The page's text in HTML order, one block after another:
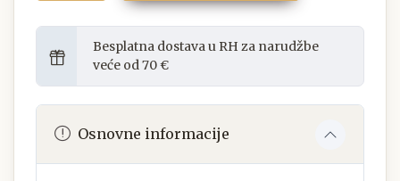
Besplatna dostava u RH za narudžbe
veće od 70 €
Osnovne informacije